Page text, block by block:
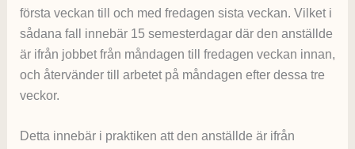
första veckan till och med fredagen sista veckan. Vilket i
sådana fall innebär 15 semesterdagar där den anställde
är ifrån jobbet från måndagen till fredagen veckan innan,
och återvänder till arbetet på måndagen efter dessa tre
veckor.
Detta innebär i praktiken att den anställde är ifrån